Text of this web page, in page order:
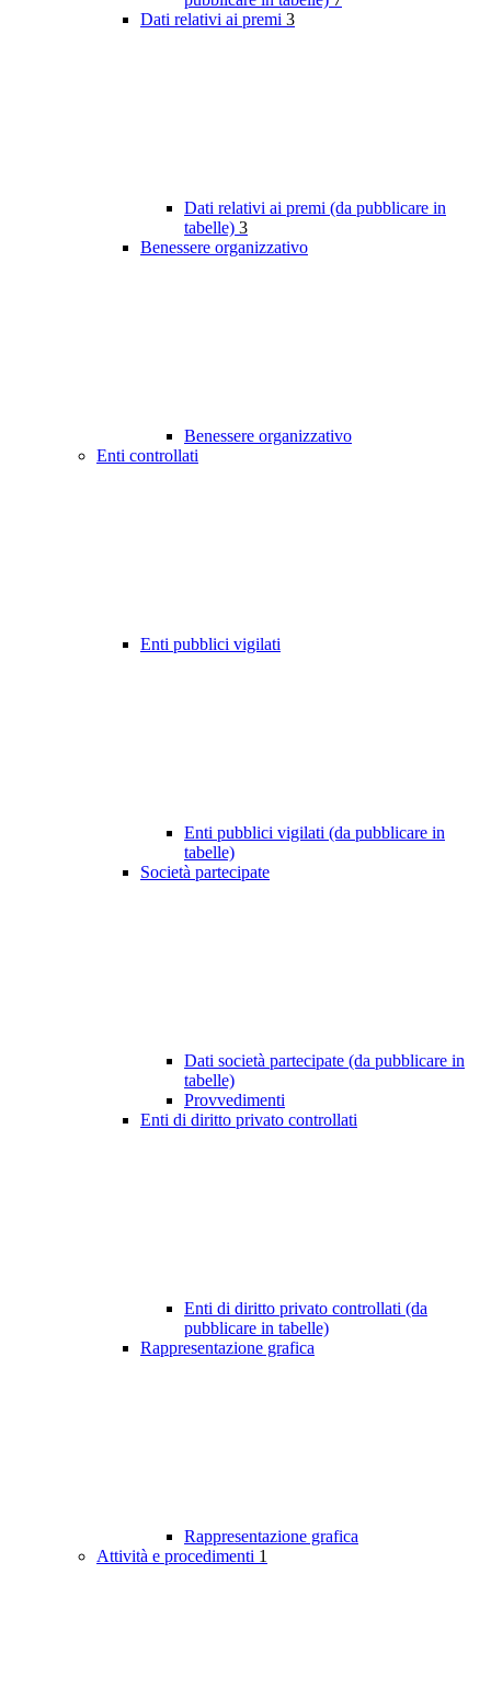
Dati relativi ai premi 3
Dati relativi ai premi (da pubblicare in
tabelle) 3
Benessere organizzativo
Benessere organizzativo
Enti controllati
Enti pubblici vigilati
Enti pubblici vigilati (da pubblicare in
tabelle)
Società partecipate
Dati società partecipate (da pubblicare in
tabelle)
Provvedimenti
Enti di diritto privato controllati
Enti di diritto privato controllati (da
pubblicare in tabelle)
Rappresentazione grafica
Rappresentazione grafica
Attività e procedimenti 1